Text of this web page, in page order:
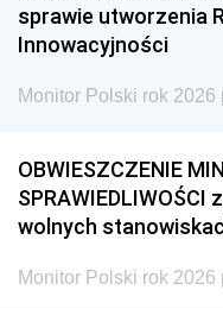
sprawie utworzenia
Innowacyjności
Monitor Polski rok 2026
OBWIESZCZENIE
SPRAWIEDLIWOŚCI
wolnych
Monitor Polski rok 2026